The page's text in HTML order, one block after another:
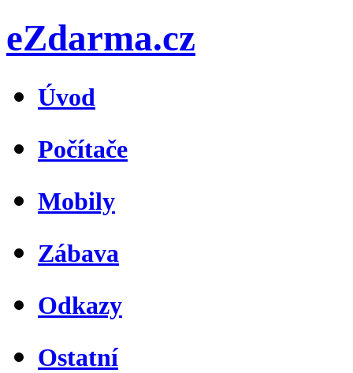
eZdarma.cz
Úvod
Počítače
Mobily
Zábava
Odkazy
Ostatní